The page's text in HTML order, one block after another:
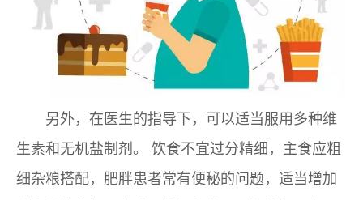
另外，在医生的指导下，可以适当服用多种维
生素和无机盐制剂。 饮食不宜过分精细，主食应粗
细杂粮搭配，肥胖患者常有便秘的问题，适当增加